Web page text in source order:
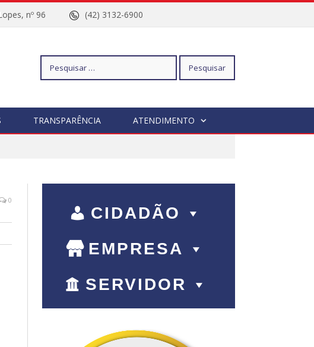
Lopes, nº 96 (42) 3132-6900
Pesquisar
TRANSPARÊNCIA ATENDIMENTO
0
CIDADÃO
EMPRESA
SERVIDOR